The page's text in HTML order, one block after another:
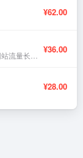
¥62.00
¥36.00
¥28.00